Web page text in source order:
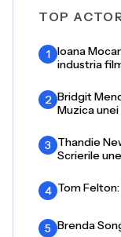
TOP
1 Ioana
industria
2 Bridgit
Muzica
3 Thandie
Scrierile
4 Tom
5 Brenda